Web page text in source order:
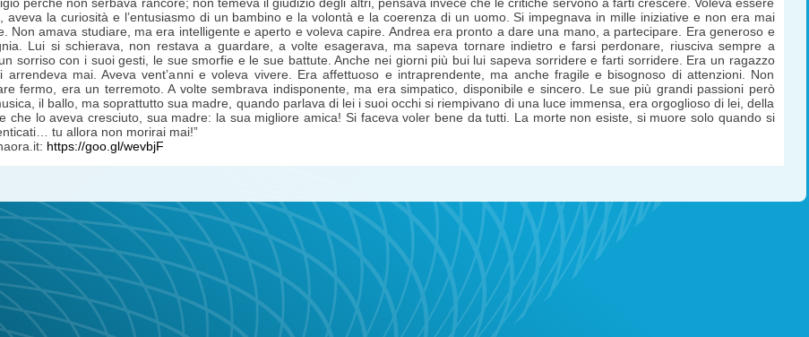
aveva la curiosità e l’entusiasmo di un bambino e la volontà e la coerenza di un uomo. Si impegnava in mille iniziative e non era mai
Non amava studiare, ma era intelligente e aperto e voleva capire. Andrea era pronto a dare una mano, a partecipare. Era generoso e
Lui si schierava, non restava a guardare, a volte esagerava, ma sapeva tornare indietro e farsi perdonare, riusciva sempre a
sorriso con i suoi gesti, le sue smorfie e le sue battute. Anche nei giorni più bui lui sapeva sorridere e farti sorridere. Era un ragazzo
arrendeva mai. Aveva vent’anni e voleva vivere. Era affettuoso e intraprendente, ma anche fragile e bisognoso di attenzioni. Non
fermo, era un terremoto. A volte sembrava indisponente, ma era simpatico, disponibile e sincero. Le sue più grandi passioni però
il ballo, ma soprattutto sua madre, quando parlava di lei i suoi occhi si riempivano di una luce immensa, era orgoglioso di lei, della
che lo aveva cresciuto, sua madre: la sua migliore amica! Si faceva voler bene da tutti. La morte non esiste, si muore solo quando si
tu allora non morirai mai!”
https://goo.gl/wevbjF